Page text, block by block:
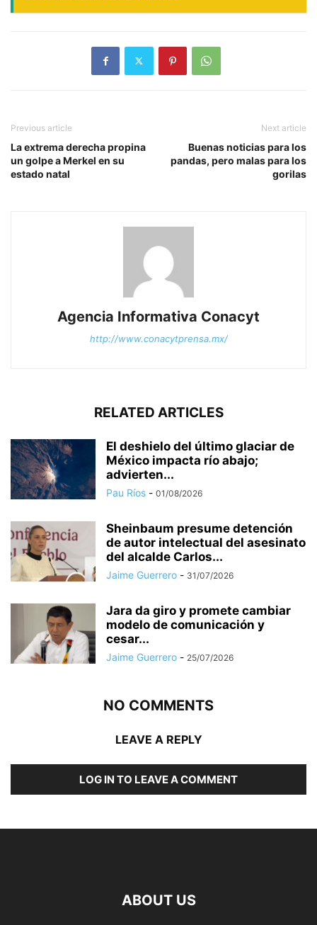
Previous article
La extrema derecha propina
un golpe a Merkel en su
estado natal
Next article
Buenas noticias para los
pandas, pero malas para los
gorilas
Agencia Informativa Conacyt
http://www.conacytprensa.mx/
RELATED ARTICLES
El deshielo del último glaciar de
México impacta río abajo;
advierten...
Pau Ríos - 01/08/2026
Sheinbaum presume detención
de autor intelectual del asesinato
del alcalde Carlos...
Jaime Guerrero - 31/07/2026
Jara da giro y promete cambiar
modelo de comunicación y
cesar...
Jaime Guerrero - 25/07/2026
NO COMMENTS
LEAVE A REPLY
LOG IN TO LEAVE A COMMENT
ABOUT US